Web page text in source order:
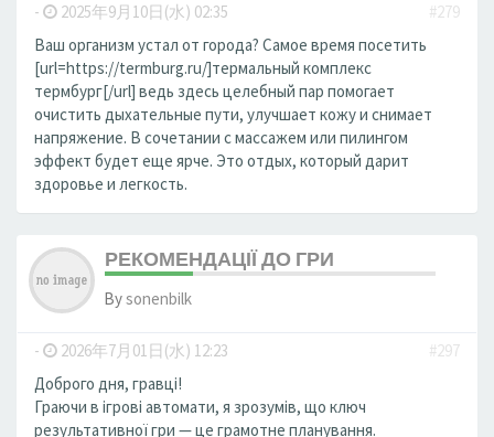
- 2025年9月10日(水) 02:35
#279
Ваш организм устал от города? Самое время посетить
[url=https://termburg.ru/]термальный комплекс
термбург[/url] ведь здесь целебный пар помогает
очистить дыхательные пути, улучшает кожу и снимает
напряжение. В сочетании с массажем или пилингом
эффект будет еще ярче. Это отдых, который дарит
здоровье и легкость.
РЕКОМЕНДАЦІЇ ДО ГРИ
Bysonenbilk
- 2026年7月01日(水) 12:23
#297
Доброго дня, гравці!
Граючи в ігрові автомати, я зрозумів, що ключ
результативної гри — це грамотне планування.